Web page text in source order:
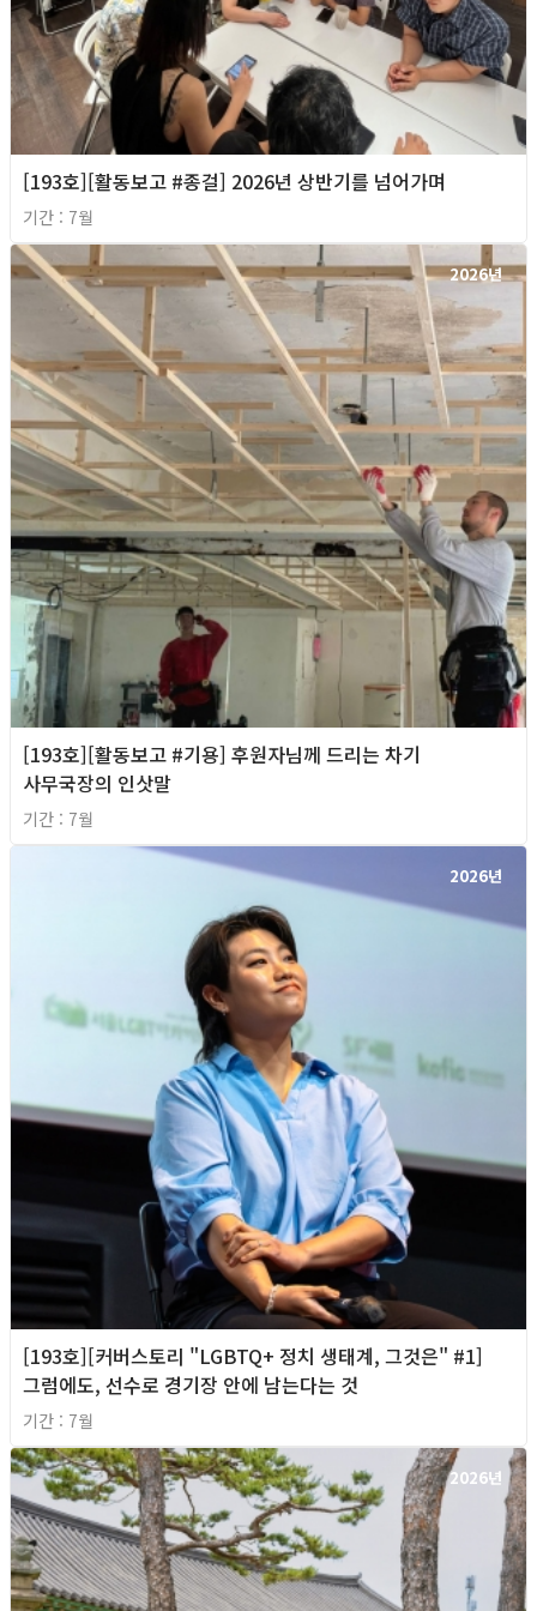
[193호][활동보고 #종걸] 2026년 상반기를 넘어가며
기간 : 7월
2026년
[193호][활동보고 #기용] 후원자님께 드리는 차기
사무국장의 인삿말
기간 : 7월
2026년
[193호][커버스토리 "LGBTQ+ 정치 생태계, 그것은" #1]
그럼에도, 선수로 경기장 안에 남는다는 것
기간 : 7월
2026년